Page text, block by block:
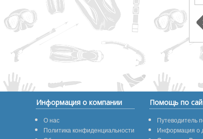
Информация о компании
О нас
Политика конфиденциальности
Помощь по
Путеводитель
Информация о